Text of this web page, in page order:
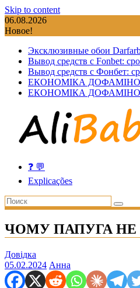
Skip to content
06.08.2026
Новое!
Эксклюзивные обои
Вывод средств с Fonbet:
Вывод средств с Фонбет:
ЕКОНОМІКА
ЕКОНОМІКА
❓ 💬
Explicações
ЧОМУ ПАПУГА
Довідка
05.02.2024 Анна